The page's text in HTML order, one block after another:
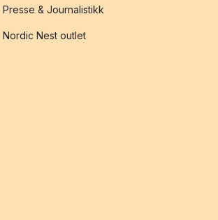
Presse & Journalistikk
Nordic Nest outlet